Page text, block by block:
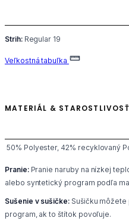
Strih:Regular 19
Veľkostná tabuľka
MATERIÁL & STAROSTLIVOSŤ
50% Polyester, 42% recyklovaný
Pranie:Pranie naruby na nízkej
alebo syntetický program podľa
Sušenie v sušičke:Sušičku môžete
program, ak to štítok povoľuje.